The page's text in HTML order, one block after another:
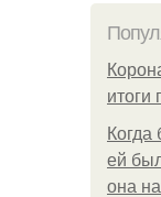
итоги
Когда
ей
она